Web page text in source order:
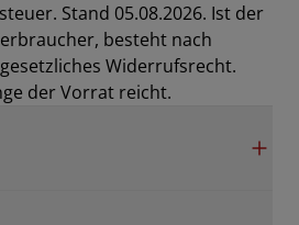
Stand 05.08.2026. Ist der
besteht nach
Widerrufsrecht.
der Vorrat reicht.